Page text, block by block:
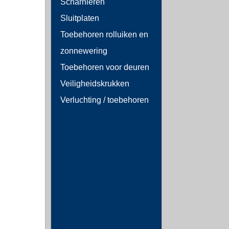
Scharnieren
Sluitplaten
Toebehoren rolluiken en
zonnewering
Toebehoren voor deuren
Veiligheidskrukken
Verluchting / toebehoren